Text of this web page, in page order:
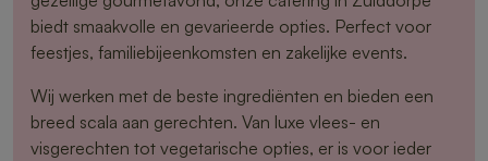
biedt smaakvolle en gevarieerde opties. Perfect voor
feestjes, familiebijeenkomsten en zakelijke events.
Wij werken met de beste ingrediënten en bieden een
breed scala aan gerechten. Van luxe vlees- en
visgerechten tot vegetarische opties, er is voor ieder